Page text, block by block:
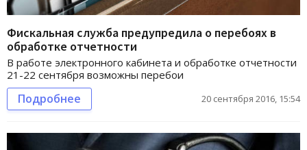
Фискальная служба предупредила о перебоях в
обработке отчетности
В работе электронного кабинета и обработке отчетности
21-22 сентября возможны перебои
Подробнее 20 сентября 2016, 15:54